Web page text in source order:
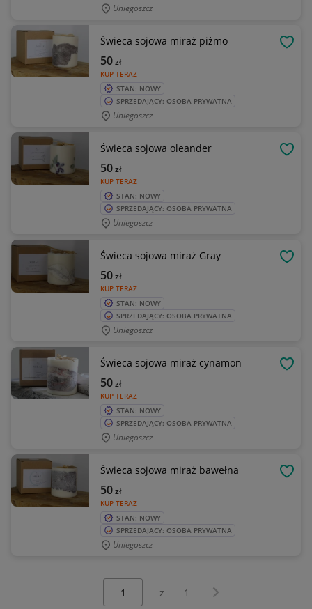
Uniegoszcz
Świeca sojowa miraż piżmo
KUP TERAZ
50zł
STAN: NOWY
SPRZEDAJĄCY: OSOBA PRYWATNA
Uniegoszcz
Świeca sojowa oleander
KUP TERAZ
50zł
STAN: NOWY
SPRZEDAJĄCY: OSOBA PRYWATNA
Uniegoszcz
Świeca sojowa miraż Gray
KUP TERAZ
50zł
STAN: NOWY
SPRZEDAJĄCY: OSOBA PRYWATNA
Uniegoszcz
Świeca sojowa miraż cynamon
KUP TERAZ
50zł
STAN: NOWY
SPRZEDAJĄCY: OSOBA PRYWATNA
Uniegoszcz
Świeca sojowa miraż bawełna
KUP TERAZ
50zł
STAN: NOWY
SPRZEDAJĄCY: OSOBA PRYWATNA
Uniegoszcz
z 1 Następna strona